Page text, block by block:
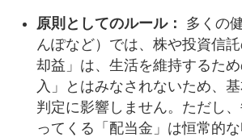
原則としてのルール：
多くの
んぽなど）では、株や投資信
却益」は、生活を維持するた
入」とはみなされないため、
判定に影響しません。ただし
ってくる「配当金」は恒常的